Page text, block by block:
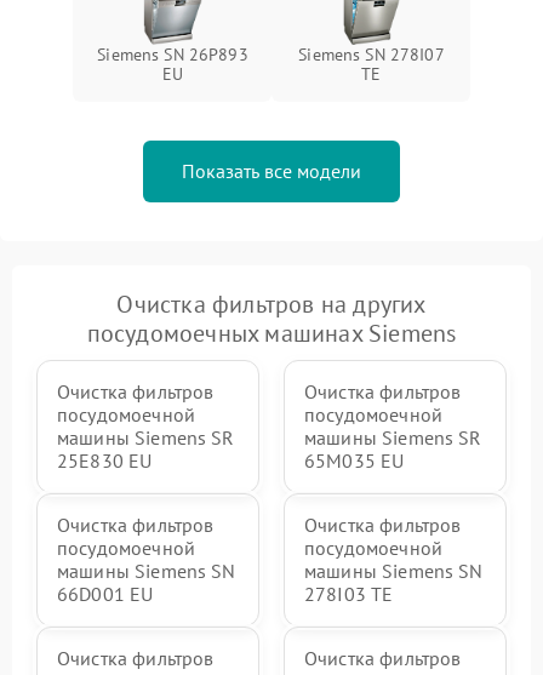
Siemens SN 26P893
EU
Siemens SN 278I07
TE
Показать все модели
Очистка фильтров на других
посудомоечных машинах Siemens
Очистка фильтров
посудомоечной
машины Siemens SR
25E830 EU
Очистка фильтров
посудомоечной
машины Siemens SR
65M035 EU
Очистка фильтров
посудомоечной
машины Siemens SN
66D001 EU
Очистка фильтров
посудомоечной
машины Siemens SN
278I03 TE
Очистка фильтров
Очистка фильтров